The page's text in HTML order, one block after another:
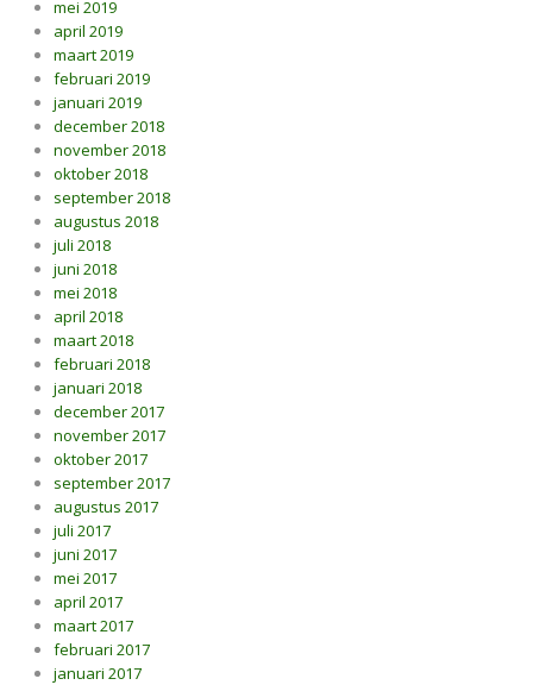
mei 2019
april 2019
maart 2019
februari 2019
januari 2019
december 2018
november 2018
oktober 2018
september 2018
augustus 2018
juli 2018
juni 2018
mei 2018
april 2018
maart 2018
februari 2018
januari 2018
december 2017
november 2017
oktober 2017
september 2017
augustus 2017
juli 2017
juni 2017
mei 2017
april 2017
maart 2017
februari 2017
januari 2017